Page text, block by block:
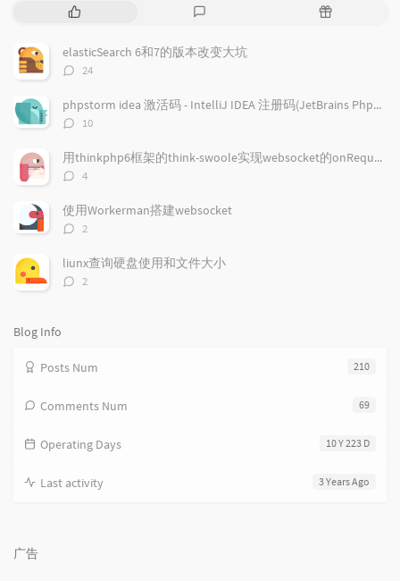
P
p
r
r
c
l
s
e
m
n
R
m
t
elasticSearch 6和7的版本改变大坑
评
数：
24
phpstorm idea 激活码 - IntelliJ IDEA 注册码(JetBrains PhpStorm/JetBrains PyCharm/JetBrains GoLand )通用注册码
评
数：
10
用thinkphp6框架的think-swoole实现websocket的onRequest回调事件
评
数：
4
使用Workerman搭建websocket
评
数：
2
liunx查询硬盘使用和文件大小
评
2
Blog Info
210
Posts Num
69
Comments Num
10 Y 223 D
Operating Days
3 Years Ago
Last activity
广告